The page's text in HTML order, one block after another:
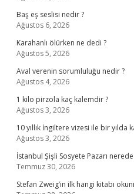
Baş eş seslisi nedir ?
Ağustos 6, 2026
Karahanlı ölürken ne dedi ?
Ağustos 5, 2026
Aval verenin sorumluluğu nedir ?
Ağustos 4, 2026
1 kilo pirzola kaç kalemdir ?
Ağustos 3, 2026
10 yıllık İngiltere vizesi ile bir yılda
Ağustos 3, 2026
İstanbul Şişli Sosyete Pazarı nerede
Temmuz 30, 2026
Stefan Zweig’in ilk hangi kitabı